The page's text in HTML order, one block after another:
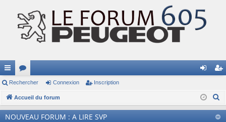
ac
co
ur
or
u
m
ne cri
pti
Rechercher Connexion Inscription
Accueil du forum
NOUVEAU FORUM : A LIRE SVP